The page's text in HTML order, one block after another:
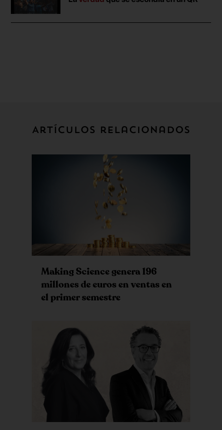
Artículos relacionados
Making Science genera 196
millones de euros en ventas en
el primer semestre